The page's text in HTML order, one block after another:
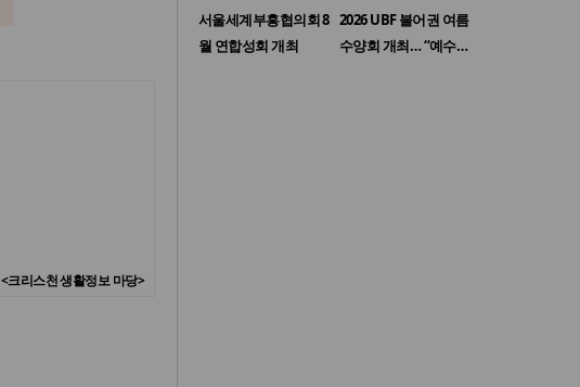
<크리스천 생활정보 마당>
서울세계부흥협의회 8
월 연합성회 개최
2026 UBF 불어권 여름
수양회 개최… “예수…